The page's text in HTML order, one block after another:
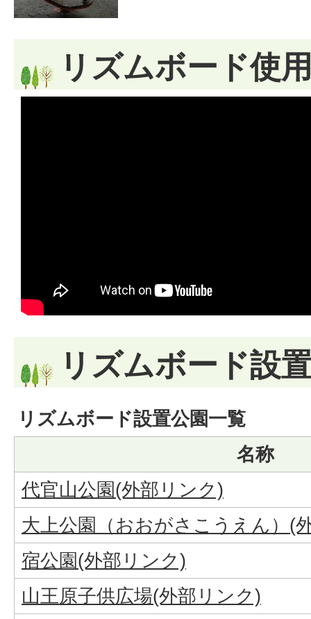
リズムボード使
リズムボード設
リズムボード設置公園一覧
名称
代官山公園(外部リンク)
大上公園（おおがさこうえん）(
宿公園(外部リンク)
山王原子供広場(外部リンク)